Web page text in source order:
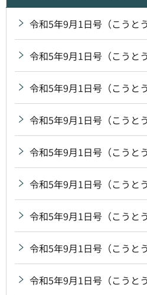
令和5年9月1日号（こうと
令和5年9月1日号（こうと
令和5年9月1日号（こうと
令和5年9月1日号（こうと
令和5年9月1日号（こうと
令和5年9月1日号（こうと
令和5年9月1日号（こうと
令和5年9月1日号（こうと
令和5年9月1日号（こうと